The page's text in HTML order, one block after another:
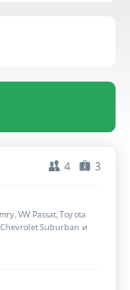
4 3
VW Passat, Toyota
Suburban и